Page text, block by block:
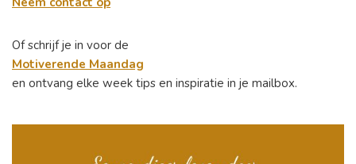
Of schrijf je in voor de
Motiverende Maandag
en ontvang elke week tips en inspiratie in je mailbox.